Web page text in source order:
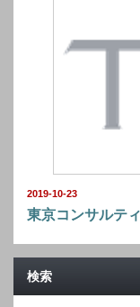
2019-10-23
東京コンサルテ
検索